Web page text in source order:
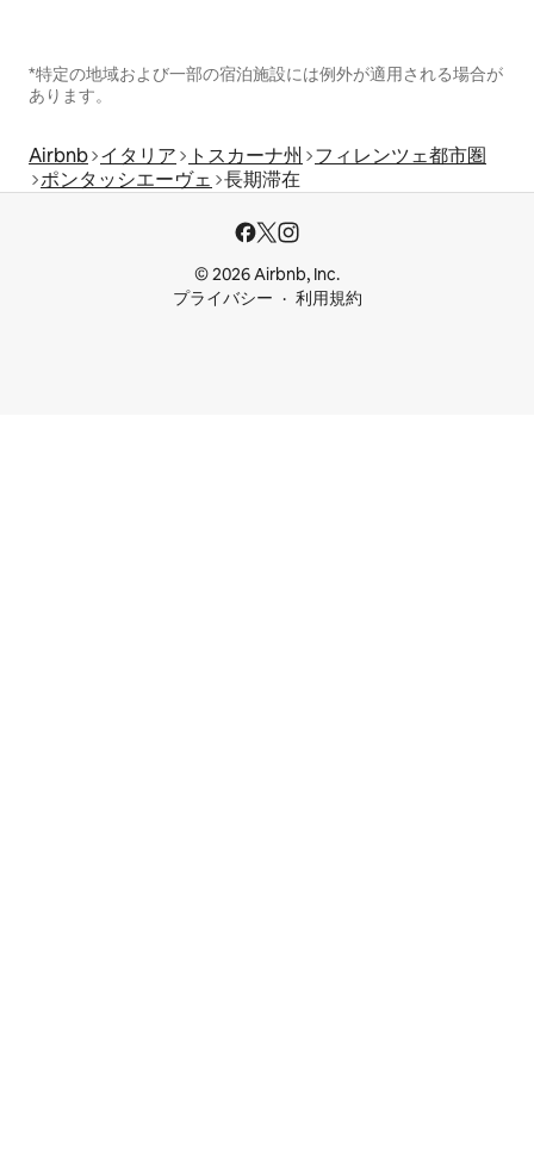
*特定の地域および一部の宿泊施設には例外が適用される場合が
あります。
Airbnb イタリア トスカーナ州
フィレンツェ都市圏
ポンタッシエーヴェ 長期滞在
© 2026 Airbnb, Inc.
プライバシー
利用規約